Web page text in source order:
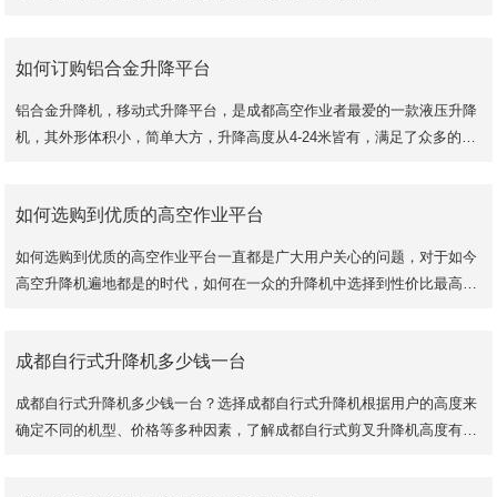
如何订购铝合金升降平台
铝合金升降机，移动式升降平台，是成都高空作业者最爱的一款液压升降
机，其外形体积小，简单大方，升降高度从4-24米皆有，满足了众多的高
如何选购到优质的高空作业平台
如何选购到优质的高空作业平台一直都是广大用户关心的问题，对于如今
高空升降机遍地都是的时代，如何在一众的升降机中选择到性价比最高的
成都自行式升降机多少钱一台
成都自行式升降机多少钱一台？选择成都自行式升降机根据用户的高度来
确定不同的机型、价格等多种因素，了解成都自行式剪叉升降机高度有6